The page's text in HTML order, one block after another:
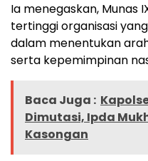
Ia menegaskan, Munas
tertinggi organisasi
dalam menentukan
serta kepemimpinan
Baca Juga :
Dimutasi, Ipda
Kasongan